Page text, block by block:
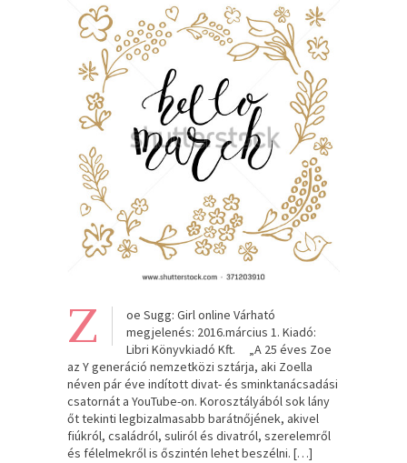
Z
oe Sugg: Girl online Várható
megjelenés: 2016.március 1. Kiadó:
Libri Könyvkiadó Kft. „A 25 éves Zoe
az Y generáció nemzetközi sztárja, aki Zoella
néven pár éve indított divat- és sminktanácsadási
csatornát a YouTube-on. Korosztályából sok lány
őt tekinti legbizalmasabb barátnőjének, akivel
fiúkról, családról, suliról és divatról, szerelemről
és félelmekről is őszintén lehet beszélni. […]